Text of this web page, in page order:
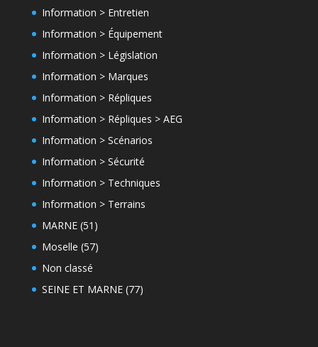
Information > Entretien
Information > Équipement
Information > Législation
Information > Marques
Information > Répliques
Information > Répliques > AEG
Information > Scénarios
Information > Sécurité
Information > Techniques
Information > Terrains
MARNE (51)
Moselle (57)
Non classé
SEINE ET MARNE (77)